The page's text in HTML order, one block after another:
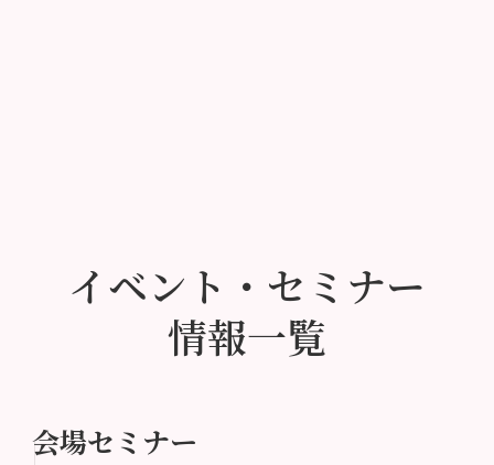
イベント・セミナー
情報一覧
会場セミナー